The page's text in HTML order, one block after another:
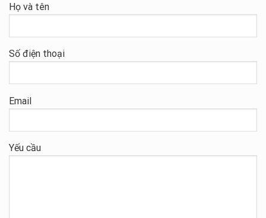
Họ và tên
Số điện thoại
Email
Yếu cầu